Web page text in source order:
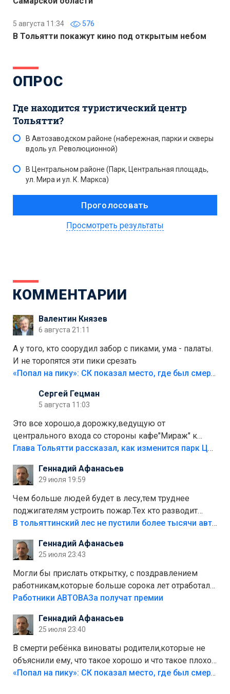
5 августа 11:34 576
В Тольятти покажут кино под открытым небом
ОПРОС
Где находится туристический центр
Тольятти?
В Автозаводском районе (набережная, парки и скверы
вдоль ул. Революционной)
В Центральном районе (Парк, Центральная площадь,
ул. Мира и ул. К. Маркса)
Просмотреть результаты
КОММЕНТАРИИ
Валентин Князев
6 августа 21:11
А у того, кто соорудил забор с пиками, ума - палаты.
И не торопятся эти пики срезать
«Попал на пику»: СК показал место, где был смертельно травмирован ребенок в Тольятти
Сергей Гецман
5 августа 11:03
Это все хорошо,а дорожку,ведущую от
центрального входа со стороны кафе"Мираж" к
аттракционам слабо доделать?А то бордюры
лежала в парке и испортилась.Да еще,видимо,часть
украли.
Глава Тольятти рассказал, как изменится парк Центрального района
Геннадий Афанасьев
29 июля 19:59
Чем больше людей будет в лесу,тем труднее
поджигателям устроить пожар.Тех кто разводит
костры,тех надо безбожно штрафовать.Камер полно
Штрафы мизерные.
В тольяттинский лес не пустили более тысячи автомобилей
Геннадий Афанасьев
25 июля 23:43
Могли бы прислать открытку, с поздравлением
работникам,которые больше сорока лет отработали
на предприятии.
Работники АВТОВАЗа получат премии
Геннадий Афанасьев
25 июля 23:40
В смерти ребёнка виноваты родители,которые не
объяснили ему, что такое хорошо и что такое плохо!
Лезть через такой забор,верх безумия,есть же
«Попал на пику»: СК показал место, где был смертельно травмирован ребенок в Тольятти